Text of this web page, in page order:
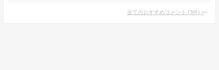
全てのおすすめコメント (3件) >